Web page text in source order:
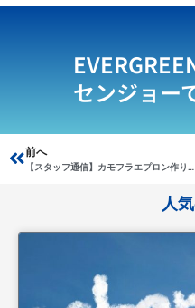
センジョー
Prev
前へ
【スタッフ通信】カモフラエプロン作りました。
人